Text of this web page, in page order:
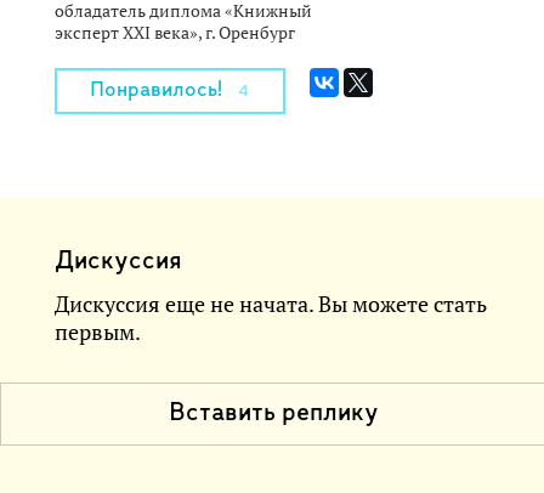
обладатель диплома «Книжный
эксперт XXI века», г. Оренбург
Понравилось! 4
Дискуссия
Дискуссия еще не начата. Вы можете стать
первым.
Вставить реплику